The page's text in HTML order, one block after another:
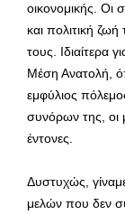
οικονομικής. Οι
και πολιτική
τους. Ιδιαίτερα
Μέση Ανατολή,
εμφύλιος
συνόρων της, οι
έντονες.
Δυστυχώς,
μελών που δεν